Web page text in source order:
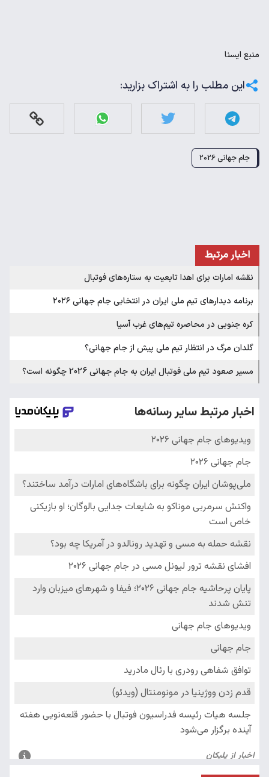
منبع ايسنا
این مطلب را به اشتراک بزارید:
جام جهانی 2026
اخبار مرتبط
نقشه امارات برای اهدا تابعیت به ستاره‌های فوتبال
برنامه دیدارهای تیم ملی ایران در انتخابی جام جهانی ۲۰۲۶
کره جنوبی در محاصره تیم‌های غرب آسیا
گلدان مرگ در انتظار تیم ملی پیش از جام جهانی؟
مسیر صعود تیم ملی فوتبال ایران به جام جهانی 2026 چگونه است؟